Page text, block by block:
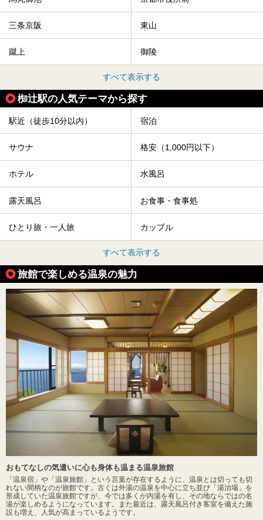
三条京阪 東山
蹴上 御陵
すべて表示する
椥辻駅の人気テーマから探す
駅近（徒歩10分以内） 宿泊
サウナ 格安（1,000円以下）
ホテル 水風呂
露天風呂 お食事・食事処
ひとり旅・一人旅 カップル
すべて表示する
旅館で楽しめる温泉の魅力
おもてなしの気遣いに心も身体も温まる温泉旅館
「温泉宿」や「温泉旅館」という言葉が存在するように、温泉とは切っても切
れない間柄なのが旅館です。古くは外湯の温泉を中心に立ち並び「湯治場」を
形成していた温泉旅館ですが、今では多くが内湯を有し、その地ならではの名
湯が楽しめるようになっています。また最近は、露天風呂付き客室を備えた施
設も増え、人気が高まっているようです。